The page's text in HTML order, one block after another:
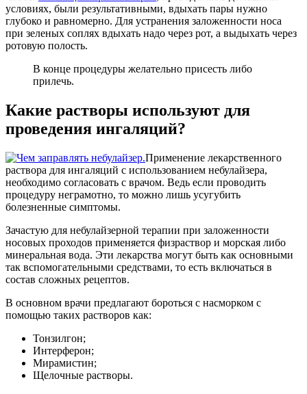
условиях, были результативными, вдыхать пары нужно
глубоко и равномерно. Для устранения заложенности носа
при зеленых соплях вдыхать надо через рот, а выдыхать через
ротовую полость.
В конце процедуры желательно присесть либо
прилечь.
Какие растворы используют для
проведения ингаляций?
Применение лекарственного
раствора для ингаляций с использованием небулайзера,
необходимо согласовать с врачом. Ведь если проводить
процедуру неграмотно, то можно лишь усугубить
болезненные симптомы.
Зачастую для небулайзерной терапии при заложенности
носовых проходов применяется физраствор и морская либо
минеральная вода. Эти лекарства могут быть как основными
так вспомогательными средствами, то есть включаться в
состав сложных рецептов.
В основном врачи предлагают бороться с насморком с
помощью таких растворов как:
Тонзилгон;
Интерферон;
Мирамистин;
Щелочные растворы.